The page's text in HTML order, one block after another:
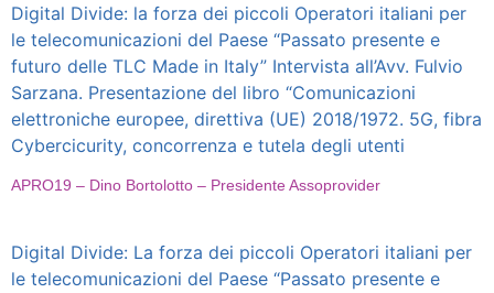
Digital Divide: la forza dei piccoli Operatori italiani per
le telecomunicazioni del Paese “Passato presente e
futuro delle TLC Made in Italy” Intervista all’Avv. Fulvio
Sarzana. Presentazione del libro “Comunicazioni
elettroniche europee, direttiva (UE) 2018/1972. 5G, fibra
Cybercicurity, concorrenza e tutela degli utenti
APRO19 – Dino Bortolotto – Presidente Assoprovider
Digital Divide: La forza dei piccoli Operatori italiani per
le telecomunicazioni del Paese “Passato presente e